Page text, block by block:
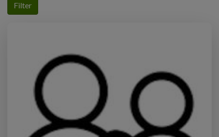
Filter